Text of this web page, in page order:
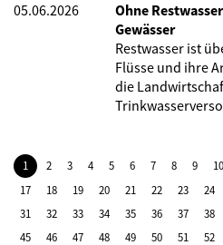
05.06.2026
Ohne
Gewässer
Restwasser ist
Flüsse und ihre
die
1 2 3 4 5 6 7 8 9 10
17
18 19 20 21 22 23 24
31
32 33 34 35 36 37 38
45
46 47 48 49 50 51 52